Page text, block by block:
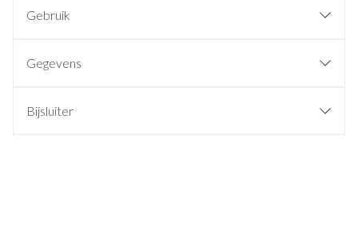
Gebruik
Gegevens
Bijsluiter